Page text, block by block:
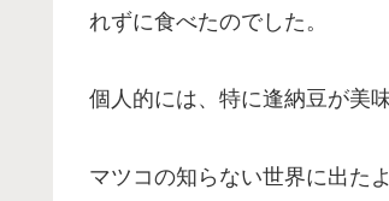
れずに食べたのでした。
個人的には、特に逢納豆が美
マツコの知らない世界に出た